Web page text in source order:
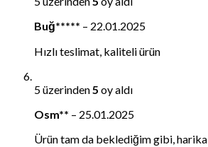
Buğ***** – 22.01.2025
Hızlı teslimat, kaliteli ürün
5 üzerinden5 oy aldı
Osm** – 25.01.2025
Ürün tam da beklediğim gibi, harika